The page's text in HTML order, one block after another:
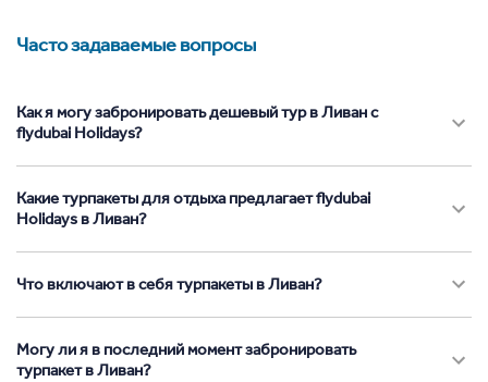
Часто задаваемые вопросы
Как я могу забронировать дешевый тур в Ливан с
flydubai Holidays?
Какие турпакеты для отдыха предлагает flydubai
Holidays в Ливан?
Что включают в себя турпакеты в Ливан?
Могу ли я в последний момент забронировать
турпакет в Ливан?